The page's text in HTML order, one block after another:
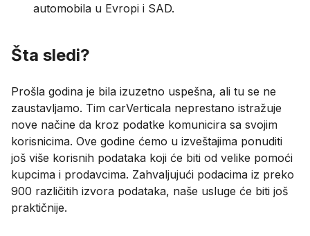
automobila u Evropi i SAD.
Šta sledi?
Prošla godina je bila izuzetno uspešna, ali tu se ne
zaustavljamo. Tim carVerticala neprestano istražuje
nove načine da kroz podatke komunicira sa svojim
korisnicima. Ove godine ćemo u izveštajima ponuditi
još više korisnih podataka koji će biti od velike pomoći
kupcima i prodavcima. Zahvaljujući podacima iz preko
900 različitih izvora podataka, naše usluge će biti još
praktičnije.